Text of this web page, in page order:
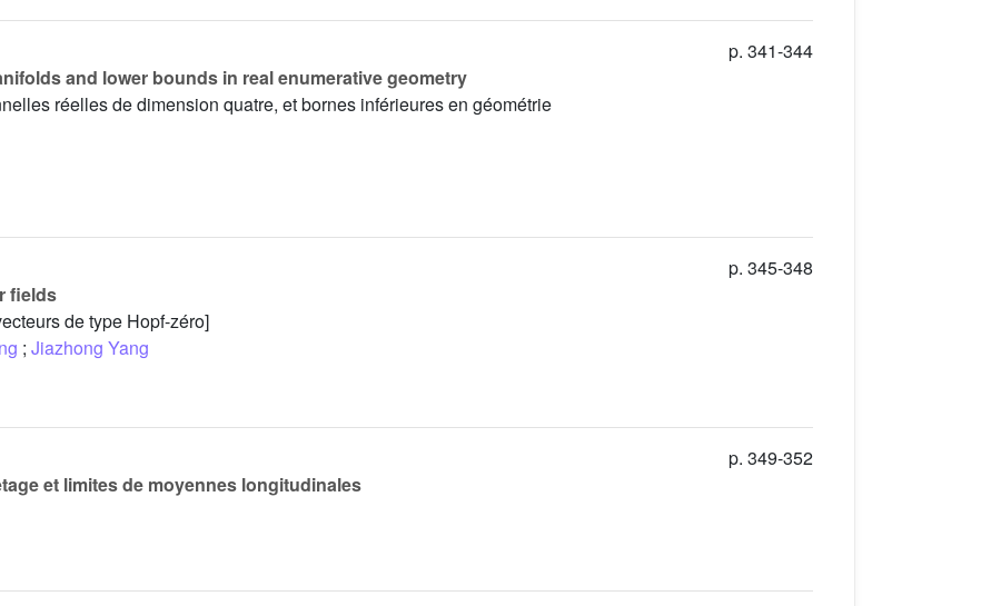
and lower bounds in real enumerative geometry
réelles de dimension quatre, et bornes inférieures en géométrie
p. 341-344
fields
de type Hopf-zéro]
; Jiazhong Yang
p. 345-348
et limites de moyennes longitudinales
p. 349-352